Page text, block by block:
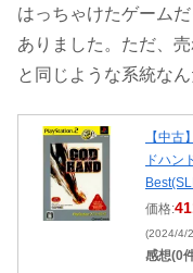
はっちゃけたゲーム
ありました。ただ、
と同じような系統な
【中古
ドハン
価格:
(2024/4/
感想(0